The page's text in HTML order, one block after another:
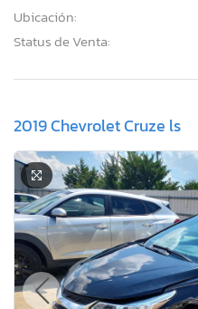
Ubicación:
Status de Venta:
2019 Chevrolet Cruze ls